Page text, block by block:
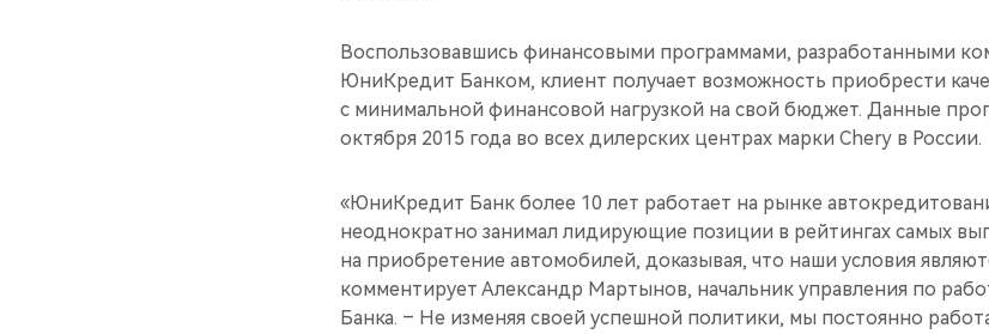
Воспользовавшись финансовыми программами, разработанными
ЮниКредит Банком, клиент получает возможность приобрести
с минимальной финансовой нагрузкой на свой бюджет. Данные
октября 2015 года во всех дилерских центрах марки Chery в России.
«ЮниКредит Банк более 10 лет работает на рынке
неоднократно занимал лидирующие позиции в рейтингах самых
на приобретение автомобилей, доказывая, что наши условия
комментирует Александр Мартынов, начальник управления по
Банка. – Не изменяя своей успешной политики, мы постоянно